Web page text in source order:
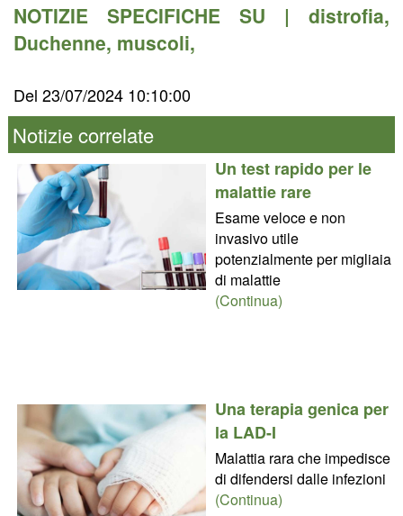
NOTIZIE SPECIFICHE SU | distrofia,
Duchenne, muscoli,
Del 23/07/2024 10:10:00
Notizie correlate
Un test rapido per le
malattie rare
Esame veloce e non
invasivo utile
potenzialmente per migliaia
di malattie
(Continua)
Una terapia genica per
la LAD-I
Malattia rara che impedisce
di difendersi dalle infezioni
(Continua)